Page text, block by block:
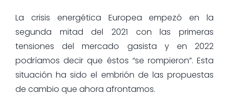
La crisis energética Europea empezó en la
segunda mitad del 2021 con las primeras
tensiones del mercado gasista y en 2022
podríamos decir que éstos “se rompieron”. Esta
situación ha sido el embrión de las propuestas
de cambio que ahora afrontamos.